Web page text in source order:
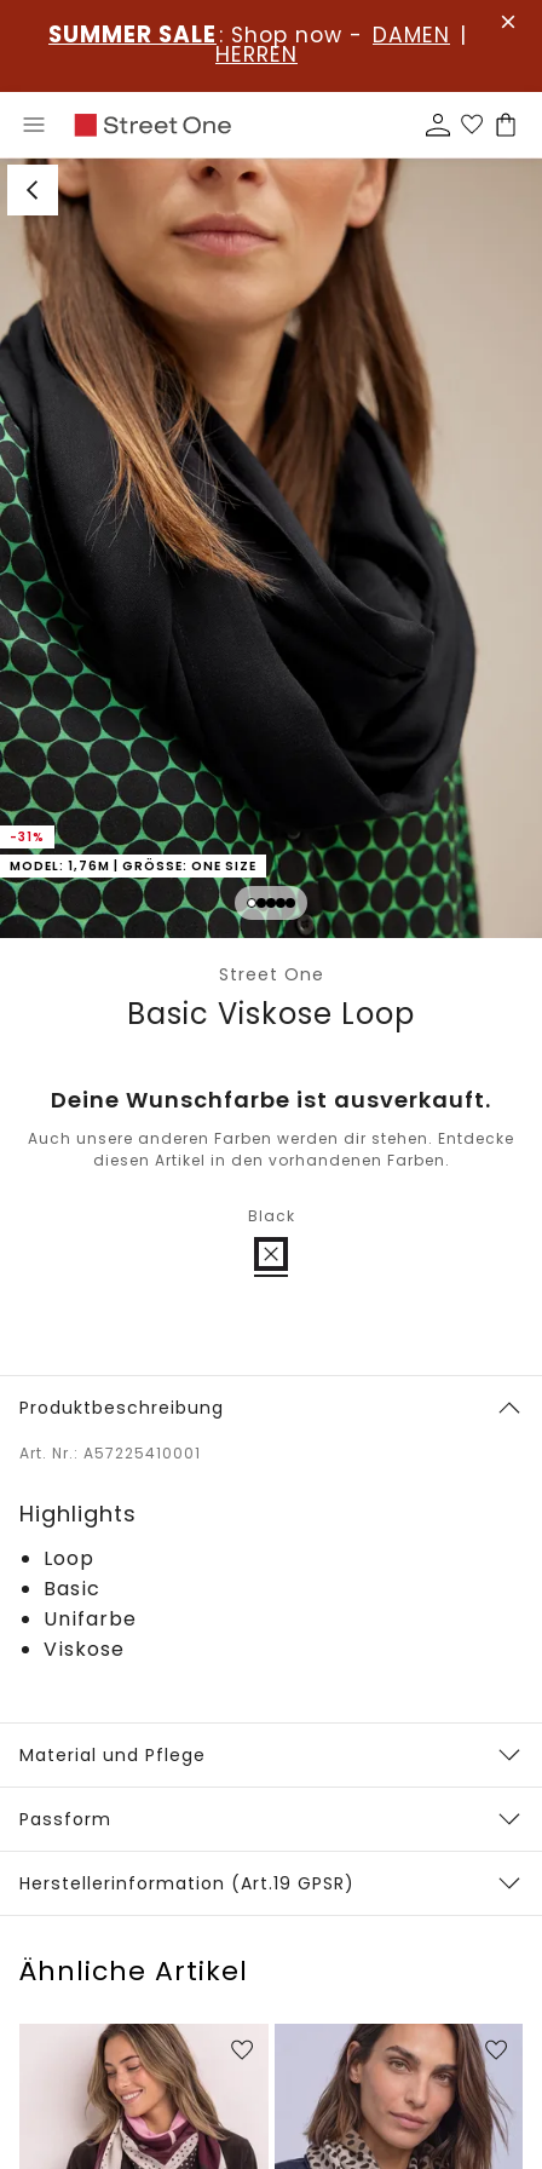
SUMMER SALE : Shop now - DAMEN |
HERREN
-31%
MODEL: 1,76M | GRÖSSE: ONE SIZE
Street One
Basic Viskose Loop
Deine Wunschfarbe ist ausverkauft.
Auch unsere anderen Farben werden dir stehen. Entdecke
diesen Artikel in den vorhandenen Farben.
Black
Produktbeschreibung
Art. Nr.: A57225410001
Highlights
Loop
Basic
Unifarbe
Viskose
Material und Pflege
Passform
Herstellerinformation (Art.19 GPSR)
Ähnliche Artikel